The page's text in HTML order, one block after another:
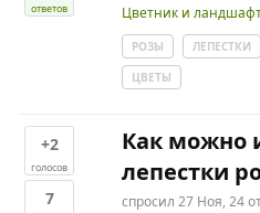
ответов
Цветник и
РОЗЫ ЛЕПЕСТКИ
ЦВЕТЫ
+2
голосов
7
Как можно
лепестки
спросил 27 Ноя, 24